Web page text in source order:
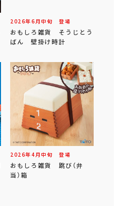
2026年6 月中旬 登場
おもしろ雑貨 そうじとう
ばん 壁掛け時計
2026年4 月中旬 登場
おもしろ雑貨 跳び（弁
当）箱